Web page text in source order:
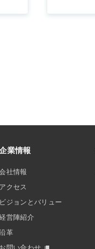
業情報
社情報
アクセス
ビジョンとバリュー
営陣紹介
革